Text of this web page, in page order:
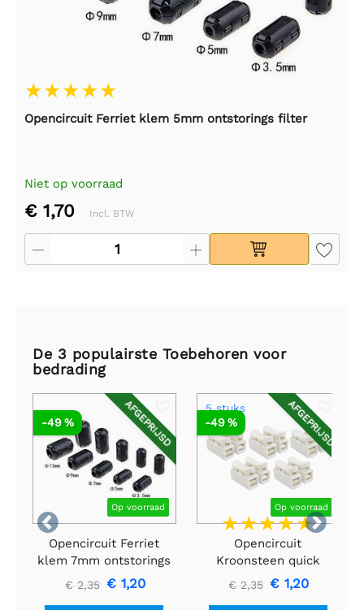
Opencircuit Ferriet klem 5mm ontstorings filter
Niet op voorraad
€ 1,70 Incl. BTW
De 3 populairste Toebehoren voor
bedrading


AFGEPRIJSD
Op voorraad
-49 %
Opencircuit Ferriet
klem 7mm ontstorings
filter
€ 2,35 € 1,20
AFGEPRIJSD
5 stuks
Op voorraad
-49 %
Opencircuit
Kroonsteen quick
connect 2p - 5 stuks
€ 2,35 € 1,20